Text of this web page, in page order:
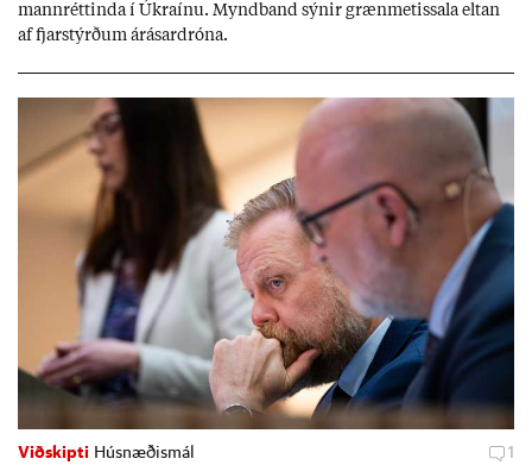
mann­rétt­inda í Úkraínu. Mynd­band sýn­ir græn­met­issala elt­an
af fjar­stýrð­um árás­ar­dróna.
Viðskipti Húsnæðismál 1